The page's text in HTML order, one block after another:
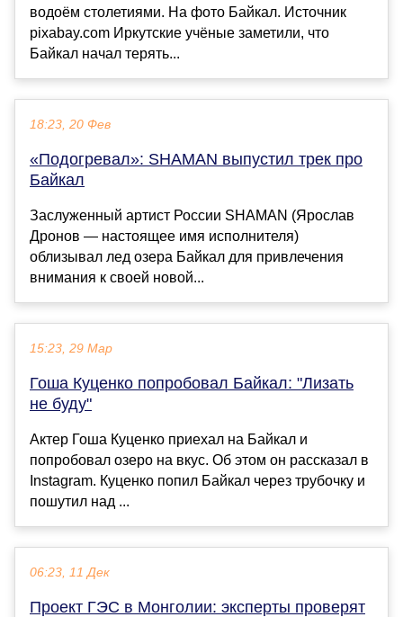
водоём столетиями. На фото Байкал. Источник
pixabay.com Иркутские учёные заметили, что
Байкал начал терять...
18:23, 20 Фев
«Подогревал»: SHAMAN выпустил трек про
Байкал
Заслуженный артист России SHAMAN (Ярослав
Дронов — настоящее имя исполнителя)
облизывал лед озера Байкал для привлечения
внимания к своей новой...
15:23, 29 Мар
Гоша Куценко попробовал Байкал: "Лизать
не буду"
Актер Гоша Куценко приехал на Байкал и
попробовал озеро на вкус. Об этом он рассказал в
Instagram. Куценко попил Байкал через трубочку и
пошутил над ...
06:23, 11 Дек
Проект ГЭС в Монголии: эксперты проверят